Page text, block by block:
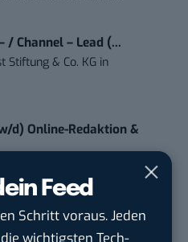
Feed
Schritt voraus. Jeden
wichtigsten Tech-
/ Channel – Lead (...
Stiftung & Co. KG in
d) Online-Redaktion &
Analyst (f/m/d)
(Baden-Württemberg),